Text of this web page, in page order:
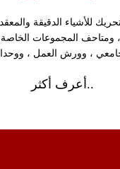
للأشياء الدقيقة
ومتاحف المجموعات الخاصة
أعرف أكثر..